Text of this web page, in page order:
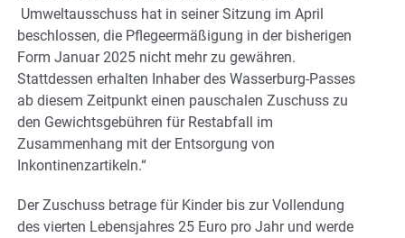
Umweltausschuss hat in seiner Sitzung im April
beschlossen, die Pflegeermäßigung in der bisherigen
Form Januar 2025 nicht mehr zu gewähren.
Stattdessen erhalten Inhaber des Wasserburg-Passes
ab diesem Zeitpunkt einen pauschalen Zuschuss zu
den Gewichtsgebühren für Restabfall im
Zusammenhang mit der Entsorgung von
Inkontinenzartikeln.“
Der Zuschuss betrage für Kinder bis zur Vollendung
des vierten Lebensjahres 25 Euro pro Jahr und werde